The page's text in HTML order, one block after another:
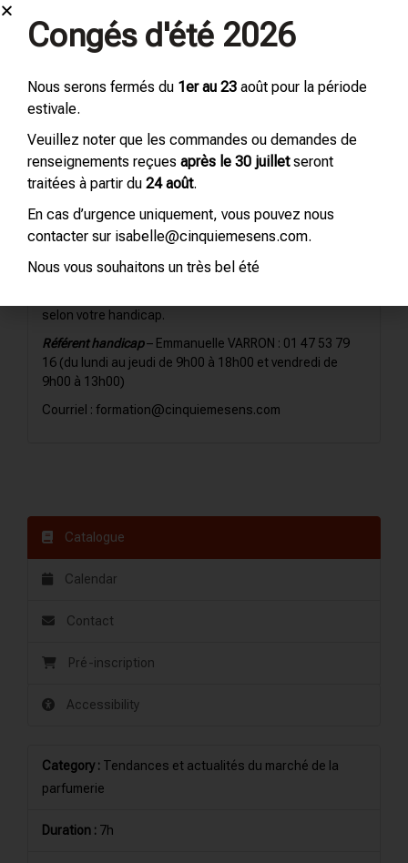
Agefiph – Tel (appel gratuit) : 0800 11 10 09
Cap emploi :
www.capemploi.net
www.mdph.fr
L’Arpejeh :
Autres liens utiles :
Accueil du public en situation de handicap
Nous vous invitons à prendre contact avec le service
selon votre handicap.
Référent handicap– Emmanuelle VARRON : 01 47 53 79
16 (du lundi au jeudi de 9h00 à 18h00 et vendredi de
9h00 à 13h00)
Courriel : formation@cinquiemesens.com
Catalogue
Calendar
Contact
Pré-inscription
Accessibility
Category : Tendances et actualités du marché de la
parfumerie
Duration : 7h
Congés d'été 2026
Nous serons fermés du 1er au 23 août pour la période
estivale.
Veuillez noter que les commandes ou demandes de
renseignements reçues après le 30 juilletseront
traitées à partir du 24 août.
En cas d’urgence uniquement, vous pouvez nous
contacter sur isabelle@cinquiemesens.com.
Nous vous souhaitons un très bel été